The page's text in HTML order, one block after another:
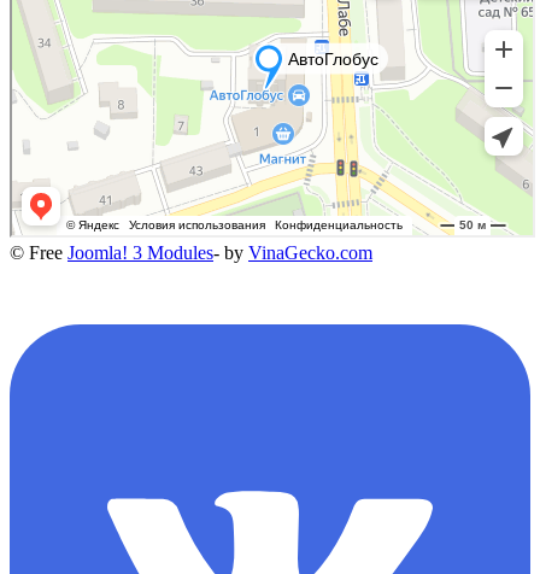
© Free Joomla! 3 Modules- by VinaGecko.com